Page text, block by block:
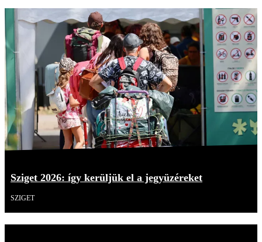
Sziget 2026: így kerüljük el a jegyüzéreket
SZIGET